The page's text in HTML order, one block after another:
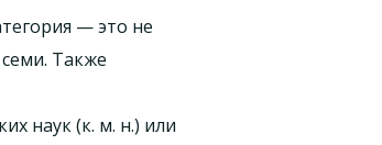
— это не
Также
наук (к. м. н.) или